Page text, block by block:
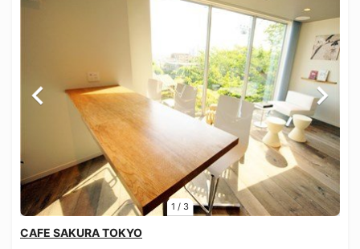
1 / 3
CAFE SAKURA TOKYO